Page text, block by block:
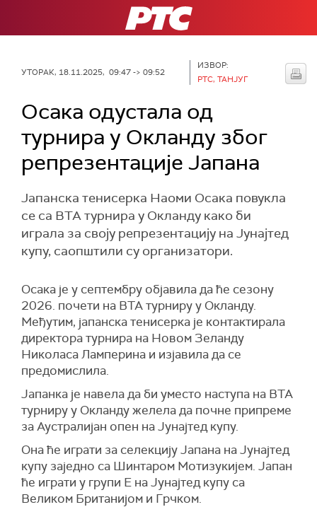
РТС
УТОРАК, 18.11.2025, 09:47 -> 09:52
ИЗВОР:
РТС, ТАНЈУГ
Осака одустала од
турнира у Окланду због
репрезентације Јапана
Јапанска тенисерка Наоми Осака повукла
се са ВТА турнира у Окланду како би
играла за своју репрезентацију на Јунајтед
купу, саопштили су организатори.
Осака је у септембру објавила да ће сезону
2026. почети на ВТА турниру у Окланду.
Међутим, јапанска тенисерка је контактирала
директора турнира на Новом Зеланду
Николаса Ламперина и изјавила да се
предомислила.
Јапанка је навела да би уместо наступа на ВТА
турниру у Окланду желела да почне припреме
за Аустралијан опен на Јунајтед купу.
Она ће играти за селекцију Јапана на Јунајтед
купу заједно са Шинтаром Мотизукијем. Јапан
ће играти у групи Е на Јунајтед купу са
Великом Британијом и Грчком.